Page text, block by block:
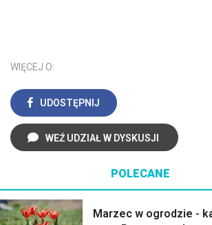
WIĘCEJ O:
UDOSTĘPNIJ
WEŹ UDZIAŁ W DYSKUSJI
POLECANE
Marzec w ogrodzie -